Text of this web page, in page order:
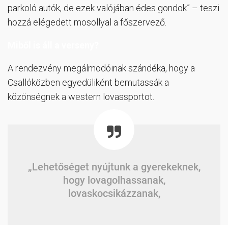
parkoló autók, de ezek valójában édes gondok” – teszi
hozzá elégedett mosollyal a főszervező.
A rendezvény megálmodóinak szándéka, hogy a
Csallóközben egyedüliként bemutassák a
közönségnek a western lovassportot.
„Lehetőséget nyújtunk a gyerekeknek,
hogy lovagolhassanak,
lovaskocsikázzanak,